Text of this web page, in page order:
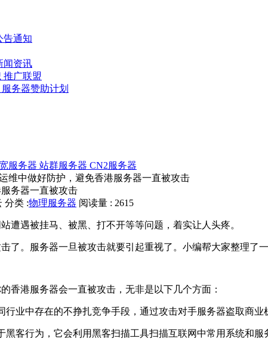
告通知
闻资讯
推广联盟
服务器赞助计划
服务器 站群服务器 CN2服务器
维中做好防护，避免香港服务器一直被攻击
务器一直被攻击
分类 :物理服务器 阅读量 : 2615
遭遇被挂马、被黑、打不开等等问题，着实让人头疼。
了。服务器一旦被攻击就要引起重视了。小编帮大家整理了
香港服务器会一直被攻击，无非是以下几个方面：
行业中存在的不挣扎竞争手段，通过攻击对手服务器盗取商
黑客行为，它会利用黑客扫描工具扫描互联网中常用系统和服